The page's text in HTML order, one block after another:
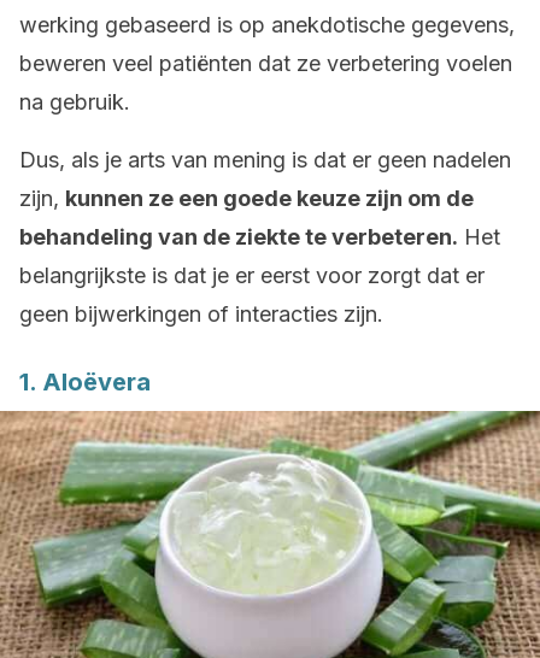
werking gebaseerd is op anekdotische gegevens,
beweren veel patiënten dat ze verbetering voelen
na gebruik.
Dus, als je arts van mening is dat er geen nadelen
zijn, kunnen ze een goede keuze zijn om de
behandeling van de ziekte te verbeteren. Het
belangrijkste is dat je er eerst voor zorgt dat er
geen bijwerkingen of interacties zijn.
1. Aloëvera